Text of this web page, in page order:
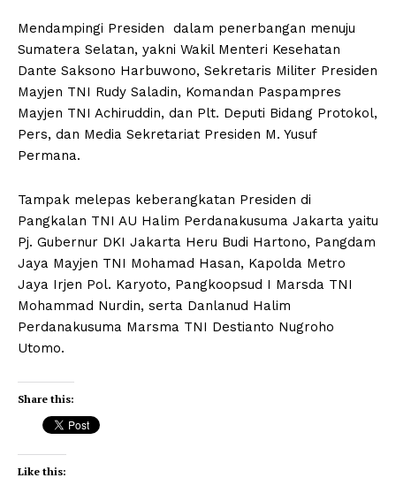
Mendampingi Presiden dalam penerbangan menuju
Sumatera Selatan, yakni Wakil Menteri Kesehatan
Dante Saksono Harbuwono, Sekretaris Militer Presiden
Mayjen TNI Rudy Saladin, Komandan Paspampres
Mayjen TNI Achiruddin, dan Plt. Deputi Bidang Protokol,
Pers, dan Media Sekretariat Presiden M. Yusuf
Permana.
Tampak melepas keberangkatan Presiden di
Pangkalan TNI AU Halim Perdanakusuma Jakarta yaitu
Pj. Gubernur DKI Jakarta Heru Budi Hartono, Pangdam
Jaya Mayjen TNI Mohamad Hasan, Kapolda Metro
Jaya Irjen Pol. Karyoto, Pangkoopsud I Marsda TNI
Mohammad Nurdin, serta Danlanud Halim
Perdanakusuma Marsma TNI Destianto Nugroho
Utomo.
Share this:
Like this: